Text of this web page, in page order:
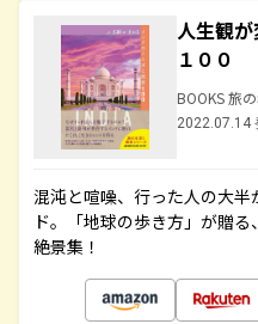
人生観
１００
BOOKS 旅
2022.07.14
混沌と喧噪、行った人の大
ド。「地球の歩き方」が贈
絶景集！